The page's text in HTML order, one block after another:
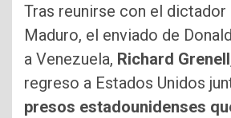
Tras reunirse con el
Maduro, el enviado de
a Venezuela, Richard Grenell
regreso a Estados Unidos
presos estadounidenses